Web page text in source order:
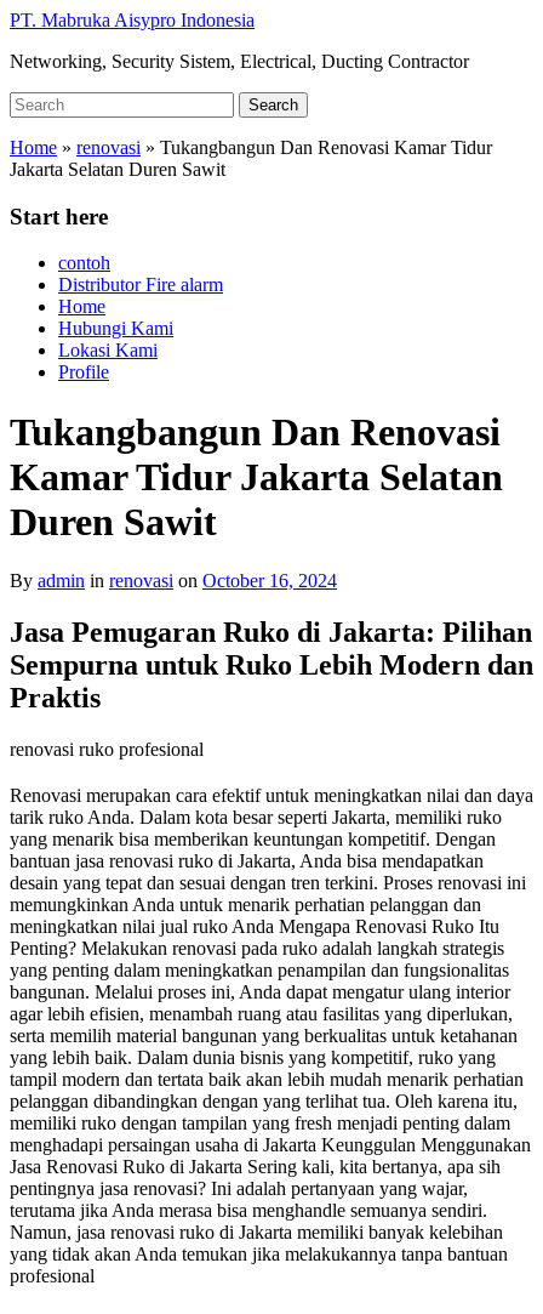
Skip
main
PT. Mabruka Aisypro Indonesia
Networking, Security Sistem, Electrical, Ducting Contractor
Search
for:
Search
Home » renovasi » Tukangbangun Dan Renovasi Kamar Tidur
Jakarta Selatan Duren Sawit
Start here
contoh
Distributor Fire alarm
Home
Hubungi Kami
Lokasi Kami
Profile
Tukangbangun Dan Renovasi
Kamar Tidur Jakarta Selatan
Duren Sawit
By admin in renovasi on October 16, 2024
Jasa Pemugaran Ruko di Jakarta: Pilihan
Sempurna untuk Ruko Lebih Modern dan
Praktis
renovasi ruko profesional
Renovasi merupakan cara efektif untuk meningkatkan nilai dan daya
tarik ruko Anda. Dalam kota besar seperti Jakarta, memiliki ruko
yang menarik bisa memberikan keuntungan kompetitif. Dengan
bantuan jasa renovasi ruko di Jakarta, Anda bisa mendapatkan
desain yang tepat dan sesuai dengan tren terkini. Proses renovasi ini
memungkinkan Anda untuk menarik perhatian pelanggan dan
meningkatkan nilai jual ruko Anda Mengapa Renovasi Ruko Itu
Penting? Melakukan renovasi pada ruko adalah langkah strategis
yang penting dalam meningkatkan penampilan dan fungsionalitas
bangunan. Melalui proses ini, Anda dapat mengatur ulang interior
agar lebih efisien, menambah ruang atau fasilitas yang diperlukan,
serta memilih material bangunan yang berkualitas untuk ketahanan
yang lebih baik. Dalam dunia bisnis yang kompetitif, ruko yang
tampil modern dan tertata baik akan lebih mudah menarik perhatian
pelanggan dibandingkan dengan yang terlihat tua. Oleh karena itu,
memiliki ruko dengan tampilan yang fresh menjadi penting dalam
menghadapi persaingan usaha di Jakarta Keunggulan Menggunakan
Jasa Renovasi Ruko di Jakarta Sering kali, kita bertanya, apa sih
pentingnya jasa renovasi? Ini adalah pertanyaan yang wajar,
terutama jika Anda merasa bisa menghandle semuanya sendiri.
Namun, jasa renovasi ruko di Jakarta memiliki banyak kelebihan
yang tidak akan Anda temukan jika melakukannya tanpa bantuan
profesional